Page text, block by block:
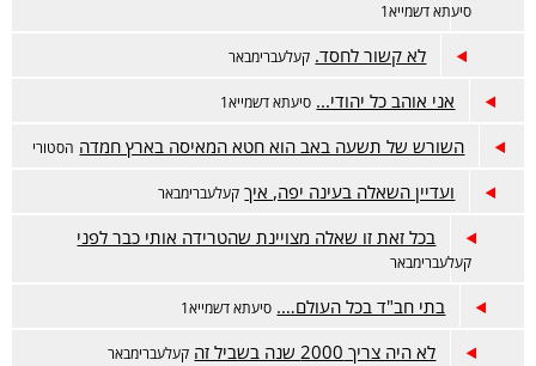
סיעתא דשמייא1
לא קשור לחסד. קעלעברימבאר
אני אוהב כל יהודי... סיעתא דשמייא1
השורש של תשעה באב הוא חטא המאיסה בארץ חמדה הסטורי
ועדיין השאלה בעינה יפה, איך קעלעברימבאר
בכל זאת זו שאלה מצויינת שהטרידה אותי כבר לפני
קעלעברימבאר
בתי חב"ד בכל העולם…. סיעתא דשמייא1
לא היה צריך 2000 שנה בשביל זה קעלעברימבאר